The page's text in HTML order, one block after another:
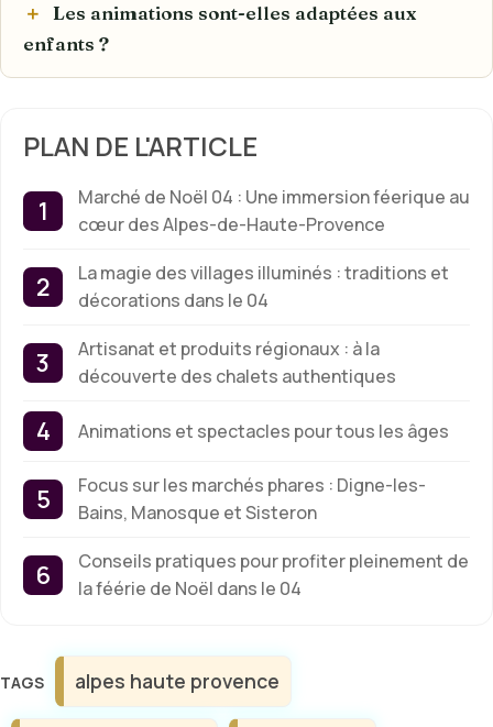
Les animations sont-elles adaptées aux
enfants ?
PLAN DE L'ARTICLE
Marché de Noël 04 : Une immersion féerique au
cœur des Alpes-de-Haute-Provence
La magie des villages illuminés : traditions et
décorations dans le 04
Artisanat et produits régionaux : à la
découverte des chalets authentiques
Animations et spectacles pour tous les âges
Focus sur les marchés phares : Digne-les-
Bains, Manosque et Sisteron
Conseils pratiques pour profiter pleinement de
la féérie de Noël dans le 04
Étiquettes
alpes haute provence